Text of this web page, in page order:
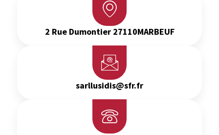
2 Rue Dumontier 27110MARBEUF
sarllusidis@sfr.fr